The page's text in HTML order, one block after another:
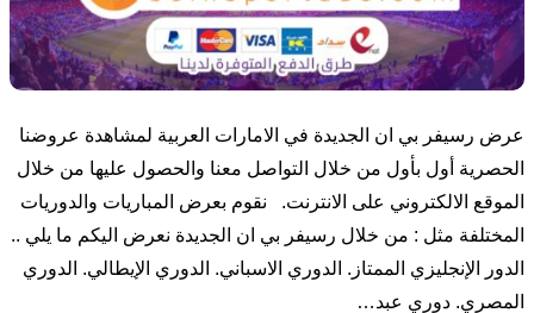
عرض رسيفر بي ان الجديدة في الامارات العربية لمشاهدة عروضنا
الحصرية أول بأول من خلال التواصل معنا والحصول عليها من خلال
الموقع الالكتروني على الانترنت. نقوم بعرض المباريات والدوريات
المختلفة مثل : من خلال رسيفر بي ان الجديدة نعرض اليكم ما يلي ..
الدور الإنجليزي الممتاز. الدوري الاسباني. الدوري الإيطالي. الدوري
المصري. دوري عبد…